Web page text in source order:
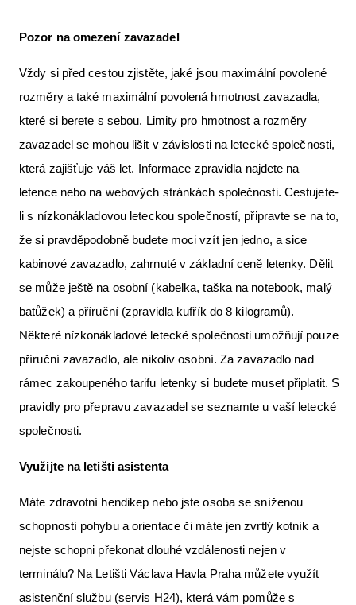
Pozor na omezení zavazadel
Vždy si před cestou zjistěte, jaké jsou maximální povolené
rozměry a také maximální povolená hmotnost zavazadla,
které si berete s sebou. Limity pro hmotnost a rozměry
zavazadel se mohou lišit v závislosti na letecké společnosti,
která zajišťuje váš let. Informace zpravidla najdete na
letence nebo na webových stránkách společnosti. Cestujete-
li s nízkonákladovou leteckou společností, připravte se na to,
že si pravděpodobně budete moci vzít jen jedno, a sice
kabinové zavazadlo, zahrnuté v základní ceně letenky. Dělit
se může ještě na osobní (kabelka, taška na notebook, malý
batůžek) a příruční (zpravidla kufřík do 8 kilogramů).
Některé nízkonákladové letecké společnosti umožňují pouze
příruční zavazadlo, ale nikoliv osobní. Za zavazadlo nad
rámec zakoupeného tarifu letenky si budete muset připlatit. S
pravidly pro přepravu zavazadel se seznamte u vaší letecké
společnosti.
Využijte na letišti asistenta
Máte zdravotní hendikep nebo jste osoba se sníženou
schopností pohybu a orientace či máte jen zvrtlý kotník a
nejste schopni překonat dlouhé vzdálenosti nejen v
terminálu? Na Letišti Václava Havla Praha můžete využít
asistenční službu (servis H24), která vám pomůže s